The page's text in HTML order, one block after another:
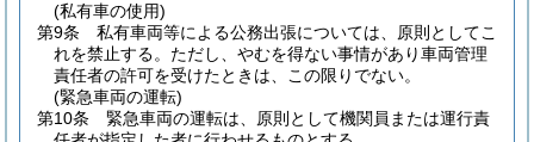
(私有車の使用)
第9条
私有車両等による公務出張については、原則としてこ
れを禁止する。 ただし、やむを得ない事情があり車両管理
責任者の許可を受けたときは、この限りでない。
(緊急車両の運転)
第10条
緊急車両の運転は、原則として機関員または運行責